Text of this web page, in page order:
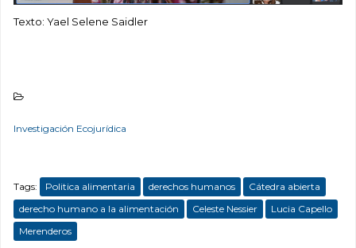
Texto: Yael Selene Saidler
Investigación Ecojurídica
Tags: Politica alimentaria derechos humanos
Cátedra abierta
derecho humano a la alimentación
Celeste Nessier
Lucia Capello
Merenderos